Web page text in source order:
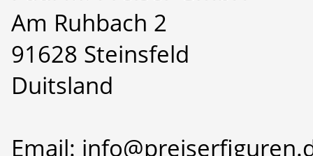
Am Ruhbach 2
91628 Steinsfeld
Duitsland
Email: